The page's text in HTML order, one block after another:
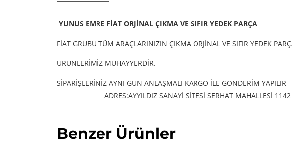
YUNUS EMRE FİAT ORJİNAL ÇIKMA VE SIFIR YEDEK PARÇA
FİAT GRUBU TÜM ARAÇLARINIZIN ÇIKMA ORJİNAL VE SIFIR YEDEK
ÜRÜNLERİMİZ MUHAYYERDİR.
SİPARİŞLERİNİZ AYNI GÜN ANLAŞMALI KARGO İLE GÖNDERİM YAPILIR
ADRES:AYYILDIZ SANAYİ SİTESİ SERHAT MAHALLESİ
Benzer Ürünler